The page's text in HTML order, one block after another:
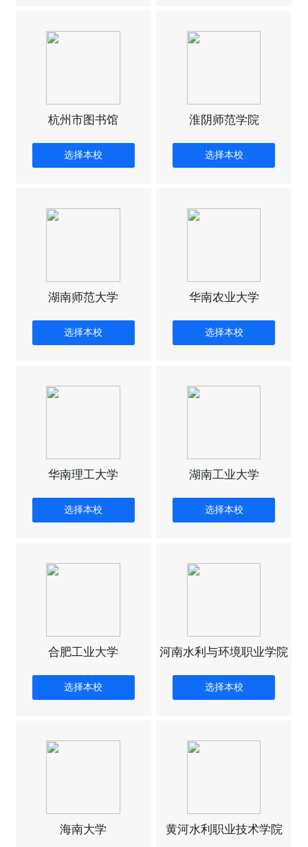
杭州市图书馆
选择本校
淮阴师范学院
选择本校
湖南师范大学
选择本校
华南农业大学
选择本校
华南理工大学
选择本校
湖南工业大学
选择本校
合肥工业大学
选择本校
河南水利与环境职业学院
选择本校
海南大学 黄河水利职业技术学院